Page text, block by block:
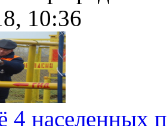
10:36
4 населенных